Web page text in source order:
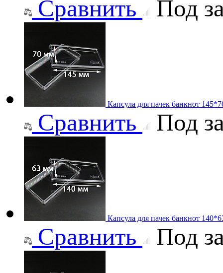
Сравнить Под
Капсула для пачек банкнот
Сравнить Под
Капсула для пачек банкнот
Сравнить Под